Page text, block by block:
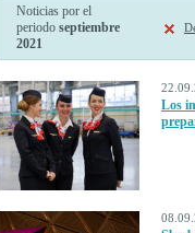
Noticias por el
periodo septiembre
2021
Los